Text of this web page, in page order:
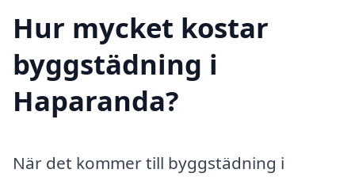
Hur mycket kostar
byggstädning i
Haparanda?
När det kommer till byggstädning i